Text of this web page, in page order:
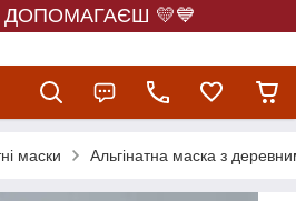
💛💙
маски Альгінатна маска з